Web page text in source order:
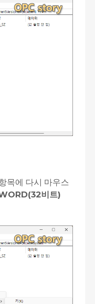
목에 다시 마우스
비트)